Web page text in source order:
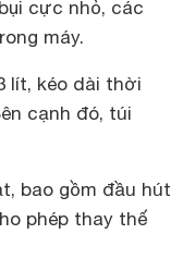
cực nhỏ, các
máy.
lít, kéo dài thời
cạnh đó, túi
bao gồm đầu hút
phép thay thế